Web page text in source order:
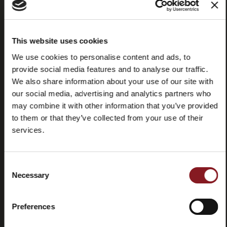
This website uses cookies
We use cookies to personalise content and ads, to
provide social media features and to analyse our traffic.
We also share information about your use of our site with
our social media, advertising and analytics partners who
may combine it with other information that you’ve provided
to them or that they’ve collected from your use of their
services.
Selection
Necessary
Preferences
(FAQ)
Kontaktieren
Sie uns
Tutorials
und
Handbücher